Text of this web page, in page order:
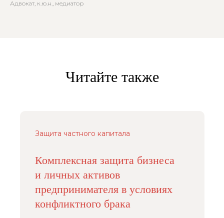
Адвокат, к.ю.н., медиатор
Читайте также
Защита частного капитала
Комплексная защита бизнеса
и личных активов
предпринимателя в условиях
конфликтного брака